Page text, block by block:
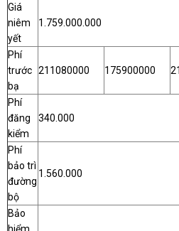
Giá
niêm
yết
1.759.000.000
Phí
trước
bạ
211080000 175900000
Phí
đăng
kiểm
340.000
Phí
bảo trì
đường
bộ
1.560.000
Bảo